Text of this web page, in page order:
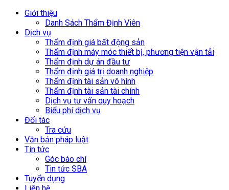
Giới thiệu
Danh Sách Thẩm Định Viên
Dịch vụ
Thẩm định giá bất động sản
Thẩm định máy móc thiết bị, phương tiện vận tải
Thẩm định dự án đầu tư
Thẩm định giá trị doanh nghiệp
Thẩm định tài sản vô hình
Thẩm định tài sản tài chính
Dịch vụ tư vấn quy hoạch
Biểu phí dịch vụ
Đối tác
Tra cứu
Văn bản pháp luật
Tin tức
Góc báo chí
Tin tức SBA
Tuyển dụng